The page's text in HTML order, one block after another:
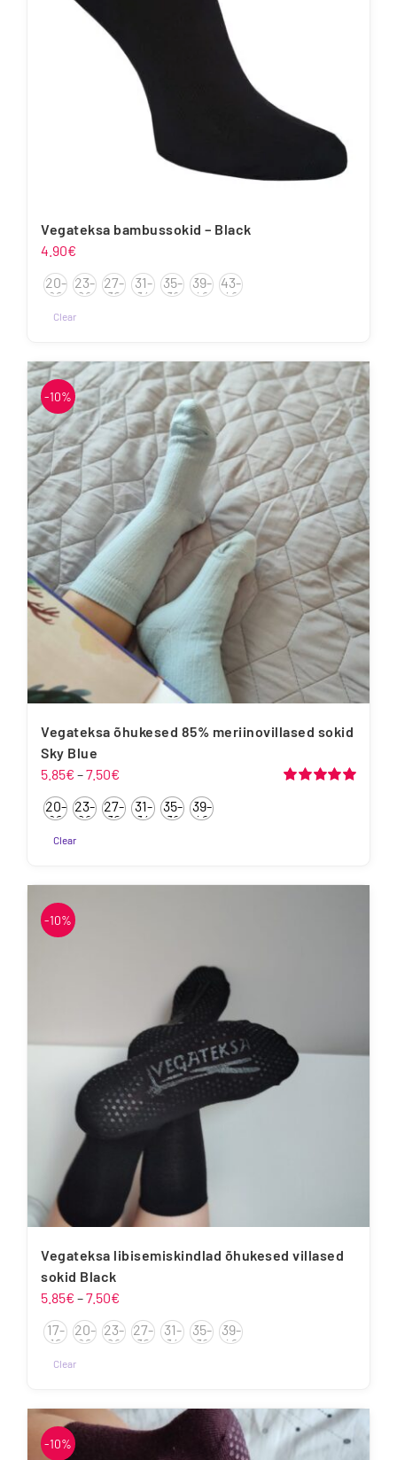
tootelehel.
Vegateksa bambussokid – Black
4.90€
20-
22
23-
26
27-
30
31-
34
35-
38
39-
42
43-
46
Clear
tootel
on
mitu
varianti.
Valikuid
saab
teha
tootelehel.
-10%
Vegateksa õhukesed 85% meriinovillased sokid
Sky Blue
5.85€ –7.50€
5.85€
kuni
20-
22
23-
26
27-
30
31-
34
35-
38
39-
42
Clear
tootel
on
mitu
-10%
Vegateksa libisemiskindlad õhukesed villased
sokid Black
5.85€ –7.50€
5.85€
kuni
17-
19
20-
22
23-
26
27-
30
31-
34
35-
38
39-
42
Clear
tootel
on
mitu
-10%